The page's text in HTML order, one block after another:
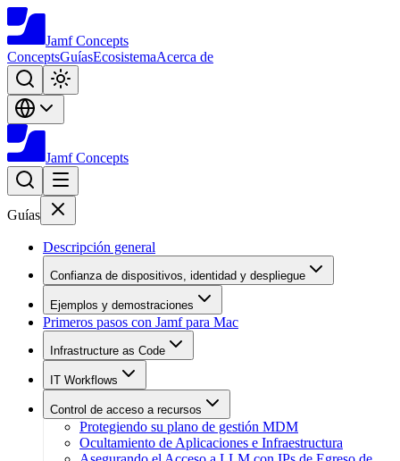
Jamf Concepts
ConceptsGuíasEcosistemaAcerca de
Jamf Concepts
Guías
Descripción general
Confianza de dispositivos, identidad y despliegue
Ejemplos y demostraciones
Primeros pasos con Jamf para Mac
Infrastructure as Code
IT Workflows
Control de acceso a recursos
Protegiendo su plano de gestión MDM
Ocultamiento de Aplicaciones e Infraestructura